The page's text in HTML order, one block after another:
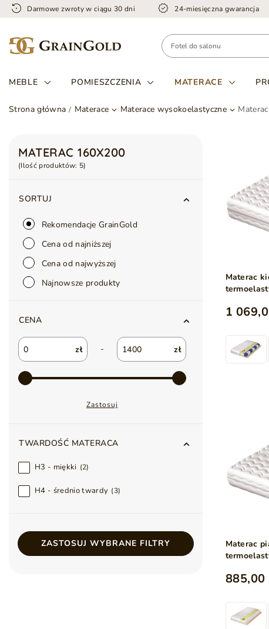
Darmowe zwroty w ciągu 30 dni 24-miesięczna gwarancja
MEBLE POMIESZCZENIA MATERACE
Strona główna Materace Materace wysokoelastyczne
MATERAC 160X200
(Ilość produktów: 5)
SORTUJ
Rekomendacje GrainGold
Cena od najniższej
Cena od najwyższej
Najnowsze produkty
CENA
zł - zł
Zastosuj
TWARDOŚĆ MATERACA
H3 - miękki 2
H4 - średnio twardy 3
ZASTOSUJ WYBRANE FILTRY
Materac
1
Materac
885,00